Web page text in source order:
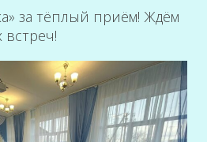
за тёплый приём! Ждём